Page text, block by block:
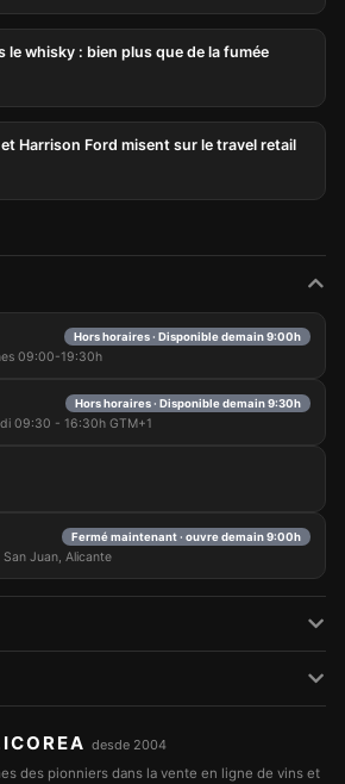
le whisky : bien plus que de la fumée
Harrison Ford misent sur le travel retail
Hors horaires · Disponible demain 9:00h
09:00-19:30h
Hors horaires · Disponible demain 9:30h
09:30 - 16:30h GTM+1
Fermé maintenant · ouvre demain 9:00h
Juan, Alicante
desde 2004
des pionniers dans la vente en ligne de vins et